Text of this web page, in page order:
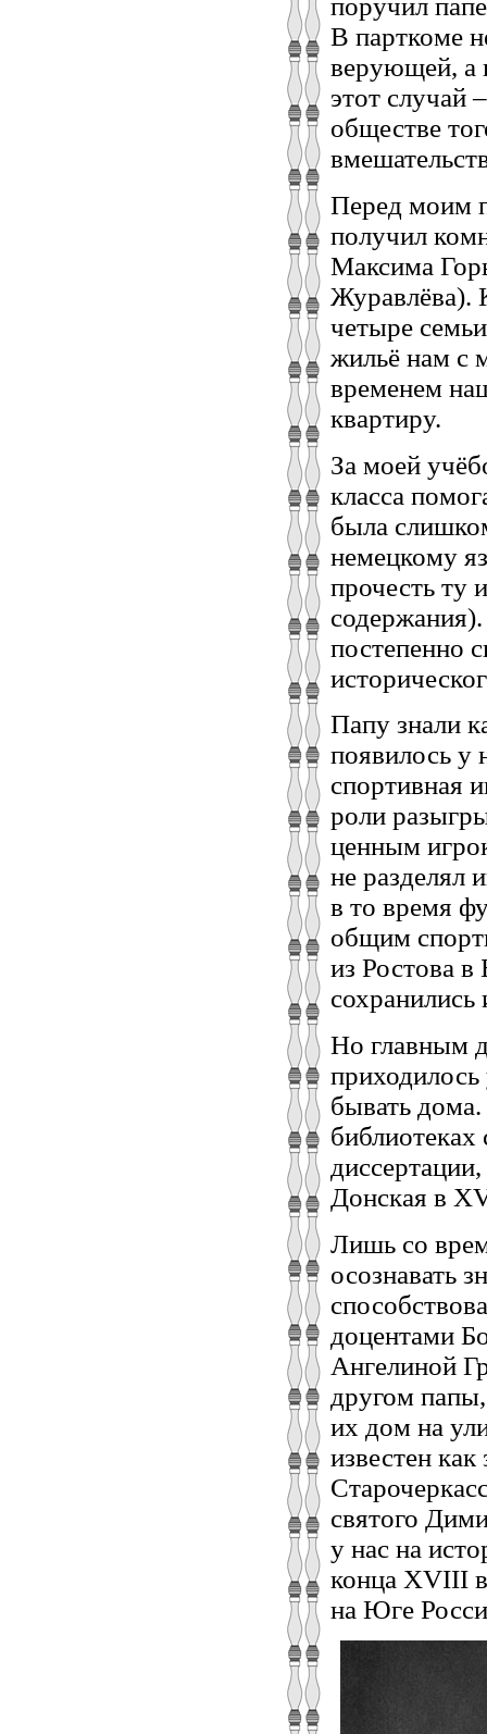
поручил
В парткоме
верующей, а
этот случай
обществе
Перед моим
получил
Максима
Журавлёва).
четыре
жильё нам с
временем
квартиру.
За моей
класса
была
немецкому
прочесть ту
постепенно
Папу знали
появилось у
спортивная
роли
ценным
не разделял
в то время
общим
из Ростова в
сохранились
Но главным
бывать
библиотеках
Донская в
Лишь со
осознавать
доцентами
Ангелиной
другом
их дом на
известен
святого
у нас на
конца XVIII
на Юге